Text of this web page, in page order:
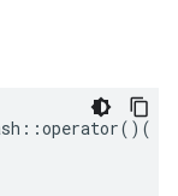
::operator()(